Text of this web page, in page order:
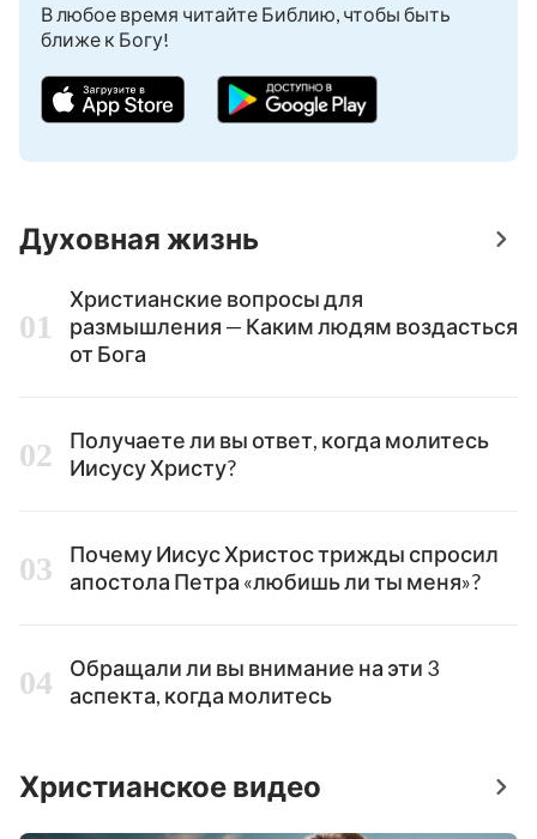
В любое время читайте Библию, чтобы быть
ближе к Богу!
Духовная жизнь
Христианские вопросы для
размышления — Каким людям воздасться
от Бога
Получаете ли вы ответ, когда молитесь
Иисусу Христу?
Почему Иисус Христос трижды спросил
апостола Петра «любишь ли ты меня»?
Обращали ли вы внимание на эти 3
аспекта, когда молитесь
Христианское видео